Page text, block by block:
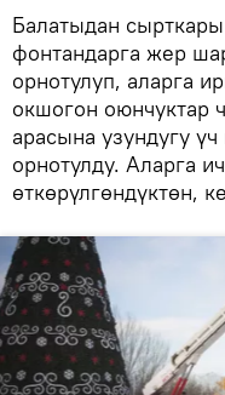
Балатыдан
фонтандарга жер
орнотулуп, аларга
окшогон оюнчуктар
арасына узундугу
орнотулду. Аларга
өткөрүлгөндүктөн,